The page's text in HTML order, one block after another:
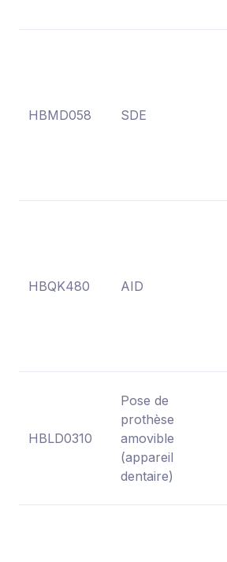
HBMD058 SDE
HBQK480 AID
HBLD0310
Pose de
prothèse
amovible
(appareil
dentaire)